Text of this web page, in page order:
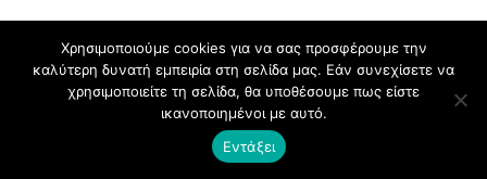
Χρησιμοποιούμε cookies για να σας προσφέρουμε την
καλύτερη δυνατή εμπειρία στη σελίδα μας. Εάν συνεχίσετε να
χρησιμοποιείτε τη σελίδα, θα υποθέσουμε πως είστε
ικανοποιημένοι με αυτό.
Εντάξει